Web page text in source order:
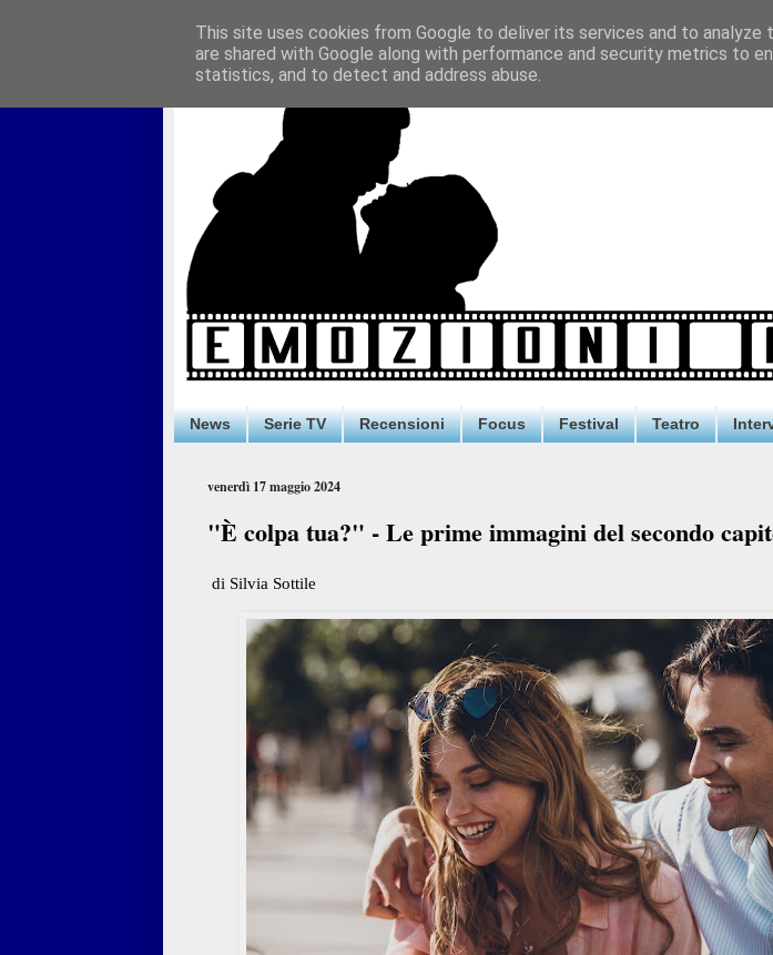
News Serie TV Recensioni Focus Festival Teatro
venerdì 17 maggio 2024
"È colpa tua?" - Le prime immagini del secondo
di Silvia Sottile
This site uses cookies from Google to deliver its services and to analyze
are shared with Google along with performance and security metrics to
statistics, and to detect and address abuse.